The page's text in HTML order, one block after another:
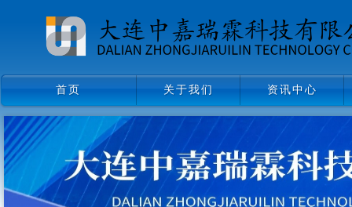
首页 关于我们 资讯中心
首页 关于我们
领导致辞
企业文化
组织架构